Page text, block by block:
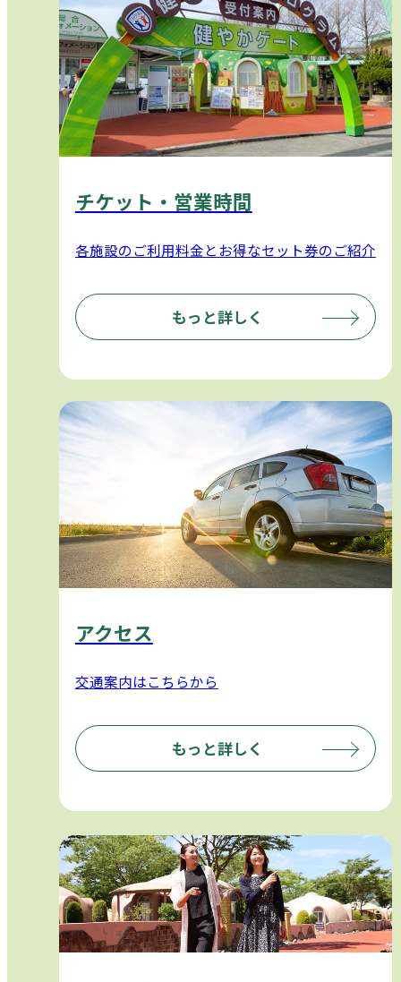
チケット・営業時間
各施設のご利用料金とお得なセット券のご紹介
もっと詳しく
アクセス
交通案内はこちらから
もっと詳しく